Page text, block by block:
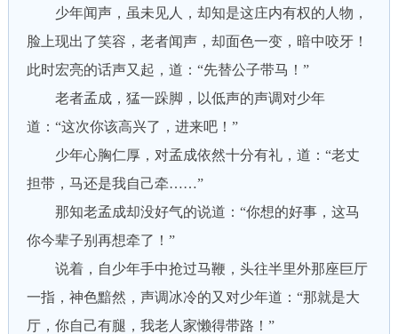
少年闻声，虽未见人，却知是这庄内有权的人物，
脸上现出了笑容，老者闻声，却面色一变，暗中咬牙！
此时宏亮的话声又起，道：“先替公子带马！”
老者孟成，猛一跺脚，以低声的声调对少年
道：“这次你该高兴了，进来吧！”
少年心胸仁厚，对孟成依然十分有礼，道：“老丈
担带，马还是我自己牵……”
那知老孟成却没好气的说道：“你想的好事，这马
你今辈子别再想牵了！”
说着，自少年手中抢过马鞭，头往半里外那座巨厅
一指，神色黯然，声调冰冷的又对少年道：“那就是大
厅，你自己有腿，我老人家懒得带路！”